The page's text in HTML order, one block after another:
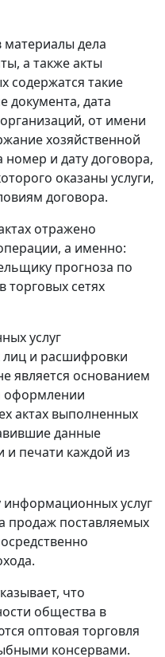
материалы дела
а также акты
содержатся такие
документа, дата
от имени
хозяйственной
и дату договора,
оказаны услуги,
договора.
отражено
а именно:
прогноза по
торговых сетях
услуг
и расшифровки
является основанием
оформлении
актах выполненных
данные
и печати каждой из
информационных услуг
продаж поставляемых
что
общества в
оптовая торговля
консервами.